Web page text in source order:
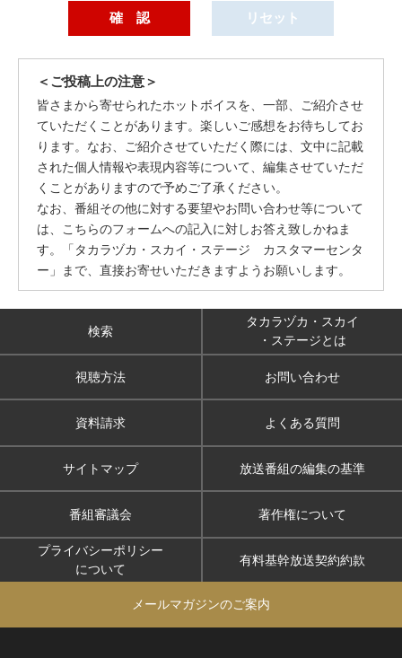
＜ご投稿上の注意＞
皆さまから寄せられたホットボイスを、一部、ご紹介させ
ていただくことがあります。楽しいご感想をお待ちしてお
ります。なお、ご紹介させていただく際には、文中に記載
された個人情報や表現内容等について、編集させていただ
くことがありますので予めご了承ください。
なお、番組その他に対する要望やお問い合わせ等について
は、こちらのフォームへの記入に対しお答え致しかねま
す。「タカラヅカ・スカイ・ステージ カスタマーセンタ
ー」まで、直接お寄せいただきますようお願いします。
検索
タカラヅカ・スカイ
・ステージとは
視聴方法 お問い合わせ
資料請求 よくある質問
サイトマップ 放送番組の編集の基準
番組審議会 著作権について
プライバシーポリシー
について
有料基幹放送契約約款
メールマガジンのご案内